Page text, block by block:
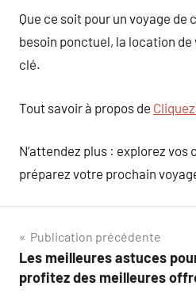
Que ce soit pour un voyage de
besoin ponctuel, la location
clé.
Tout savoir à propos de
N’attendez plus : explorez
préparez votre prochain
Navigation
de
Publication précédente
Les meilleures astuces
profitez des meilleures